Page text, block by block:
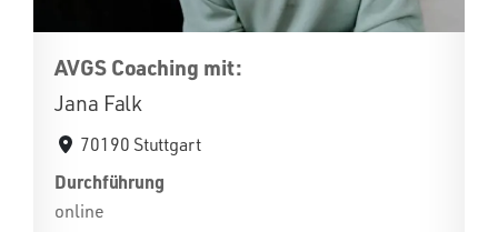
AVGS Coaching mit:
Jana Falk
70190 Stuttgart
Durchführung
online